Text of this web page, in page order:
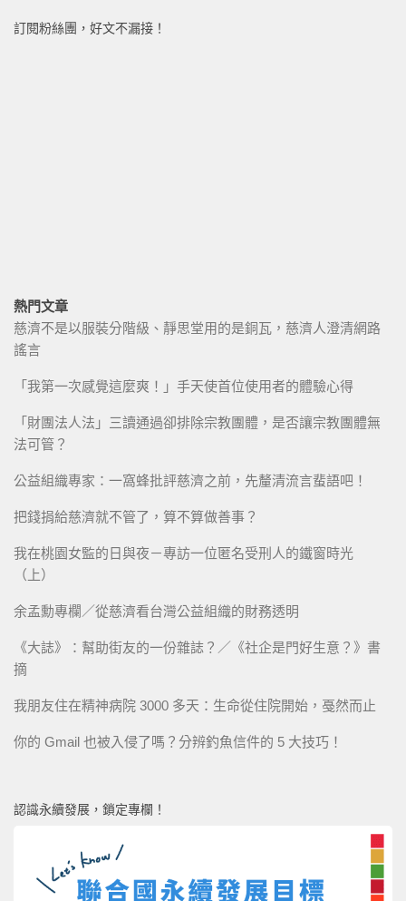
訂閱粉絲團，好文不漏接！
熱門文章
慈濟不是以服裝分階級、靜思堂用的是銅瓦，慈濟人澄清網路
謠言
「我第一次感覺這麼爽！」手天使首位使用者的體驗心得
「財團法人法」三讀通過卻排除宗教團體，是否讓宗教團體無
法可管？
公益組織專家：一窩蜂批評慈濟之前，先釐清流言蜚語吧！
把錢捐給慈濟就不管了，算不算做善事？
我在桃園女監的日與夜－專訪一位匿名受刑人的鐵窗時光
（上）
余孟勳專欄／從慈濟看台灣公益組織的財務透明
《大誌》：幫助街友的一份雜誌？／《社企是門好生意？》書
摘
我朋友住在精神病院 3000 多天：生命從住院開始，戞然而止
你的 Gmail 也被入侵了嗎？分辨釣魚信件的 5 大技巧！
認識永續發展，鎖定專欄！